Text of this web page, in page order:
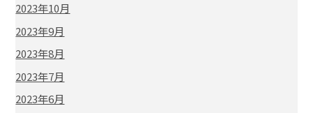
2023年10月
2023年9月
2023年8月
2023年7月
2023年6月